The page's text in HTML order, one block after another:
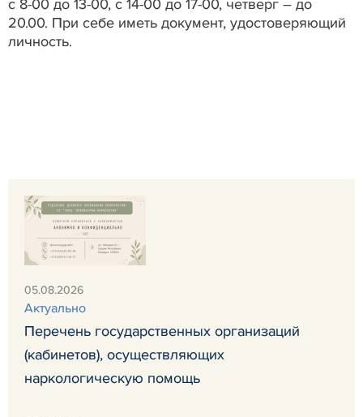
с 8-00 до 13-00, с 14-00 до 17-00, четверг – до
20.00. При себе иметь документ, удостоверяющий
личность.
05.08.2026
Актуально
Перечень государственных организаций
(кабинетов), осуществляющих
наркологическую помощь